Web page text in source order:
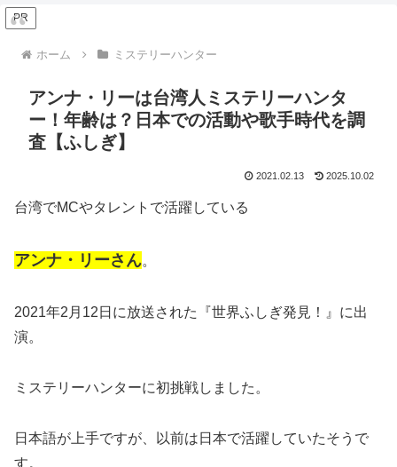
PR
ホーム ミステリーハンター
アンナ・リーは台湾人ミステリーハンタ
ー！年齢は？日本での活動や歌手時代を調
査【ふしぎ】
2021.02.13 2025.10.02
台湾でMCやタレントで活躍している
アンナ・リーさん。
2021年2月12日に放送された『世界ふしぎ発見！』に出
演。
ミステリーハンターに初挑戦しました。
日本語が上手ですが、以前は日本で活躍していたそうで
す。